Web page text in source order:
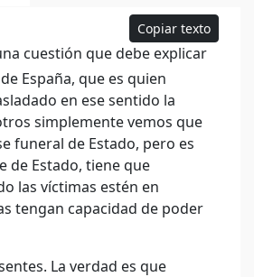
Copiar texto
cuestión que debe explicar
España, que es quien
en ese sentido la
simplemente vemos que
funeral de Estado, pero es
de Estado, tiene que
las víctimas estén en
tengan capacidad de poder
La verdad es que